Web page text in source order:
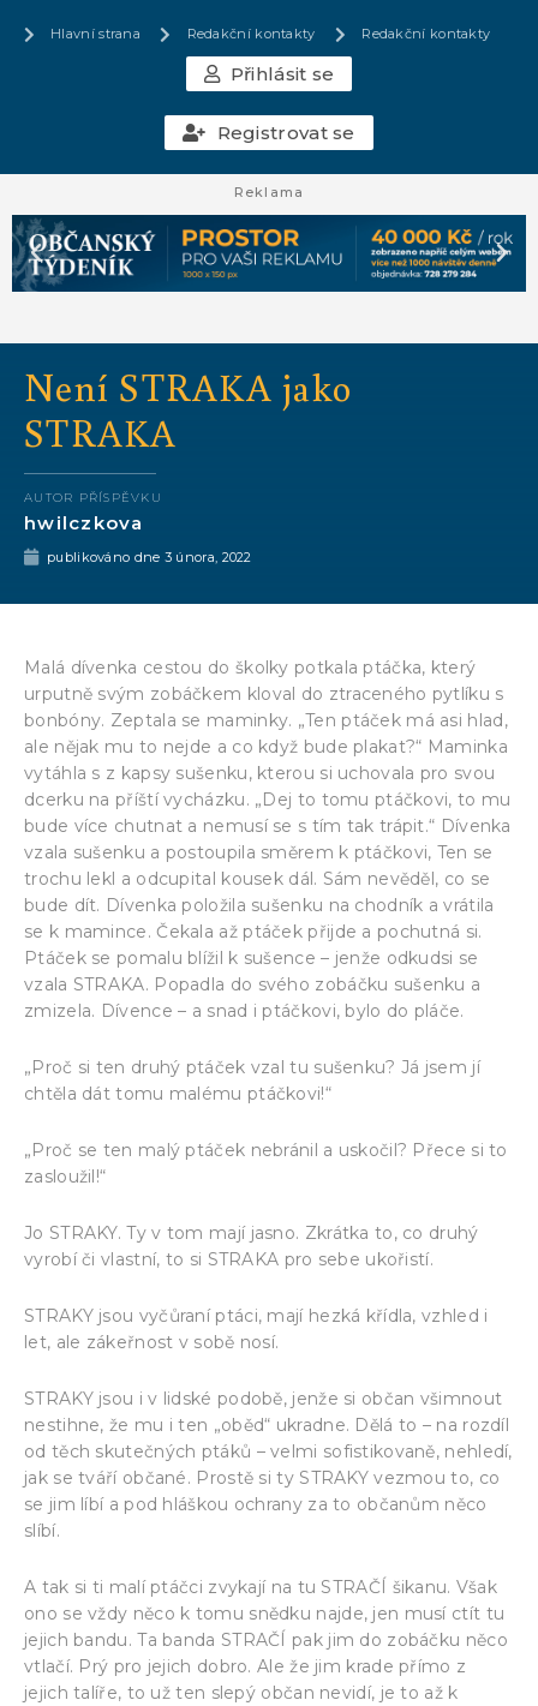
Hlavní strana Redakční kontakty Redakční kontakty
Přihlásit se
Registrovat se
Reklama
Není STRAKA jako
STRAKA
AUTOR PŘÍSPĚVKU
hwilczkova
publikováno dne 3 února, 2022
Malá dívenka cestou do školky potkala ptáčka, který
urputně svým zobáčkem kloval do ztraceného pytlíku s
bonbóny. Zeptala se maminky. „Ten ptáček má asi hlad,
ale nějak mu to nejde a co když bude plakat?“ Maminka
vytáhla s z kapsy sušenku, kterou si uchovala pro svou
dcerku na příští vycházku. „Dej to tomu ptáčkovi, to mu
bude více chutnat a nemusí se s tím tak trápit.“ Dívenka
vzala sušenku a postoupila směrem k ptáčkovi, Ten se
trochu lekl a odcupital kousek dál. Sám nevěděl, co se
bude dít. Dívenka položila sušenku na chodník a vrátila
se k mamince. Čekala až ptáček přijde a pochutná si.
Ptáček se pomalu blížil k sušence – jenže odkudsi se
vzala STRAKA. Popadla do svého zobáčku sušenku a
zmizela. Dívence – a snad i ptáčkovi, bylo do pláče.
„Proč si ten druhý ptáček vzal tu sušenku? Já jsem jí
chtěla dát tomu malému ptáčkovi!“
„Proč se ten malý ptáček nebránil a uskočil? Přece si to
zasloužil!“
Jo STRAKY. Ty v tom mají jasno. Zkrátka to, co druhý
vyrobí či vlastní, to si STRAKA pro sebe ukořistí.
STRAKY jsou vyčůraní ptáci, mají hezká křídla, vzhled i
let, ale zákeřnost v sobě nosí.
STRAKY jsou i v lidské podobě, jenže si občan všimnout
nestihne, že mu i ten „oběd“ ukradne. Dělá to – na rozdíl
od těch skutečných ptáků – velmi sofistikovaně, nehledí,
jak se tváří občané. Prostě si ty STRAKY vezmou to, co
se jim líbí a pod hláškou ochrany za to občanům něco
slíbí.
A tak si ti malí ptáčci zvykají na tu STRAČÍ šikanu. Však
ono se vždy něco k tomu snědku najde, jen musí ctít tu
jejich bandu. Ta banda STRAČÍ pak jim do zobáčku něco
vtlačí. Prý pro jejich dobro. Ale že jim krade přímo z
jejich talíře, to už ten slepý občan nevidí, je to až k